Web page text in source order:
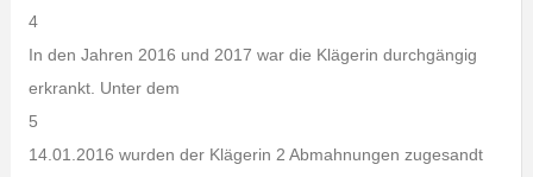
4
In den Jahren 2016 und 2017 war die Klägerin durchgängig
erkrankt. Unter dem
5
14.01.2016 wurden der Klägerin 2 Abmahnungen zugesandt